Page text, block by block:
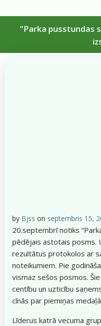
“Parka pusstundas
by Bjss on septembris 15,
20.septembrī notiks
pēdējais astotais posms.
rezultātus protokolos ar
noteikumiem. Pie
vismaz sešos posmos.
centību un uzticību
cīnās par piemiņas
Līderus katrā vecuma